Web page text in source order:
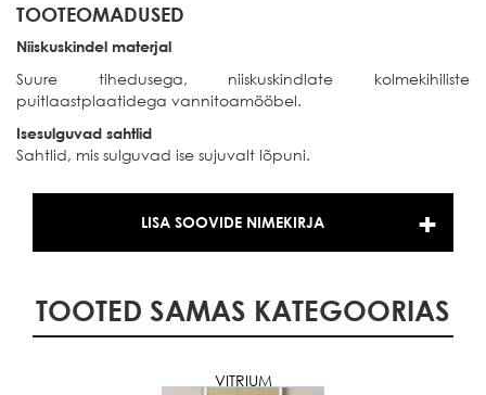
TOOTEOMADUSED
Niiskuskindel materjal
Suure tihedusega, niiskuskindlate kolmekihiliste
puitlaastplaatidega vannitoamööbel.
Isesulguvad sahtlid
Sahtlid, mis sulguvad ise sujuvalt lõpuni.
LISA SOOVIDE NIMEKIRJA
TOOTED SAMAS KATEGOORIAS
VITRIUM